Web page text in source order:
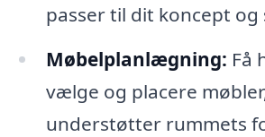
passer til dit koncept og
Møbelplanlægning: Få
vælge og placere
understøtter rummets